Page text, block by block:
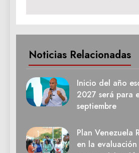
Noticias Relacionadas
Inicio del año
2027 será para
septiembre
Plan Venezuela
en la